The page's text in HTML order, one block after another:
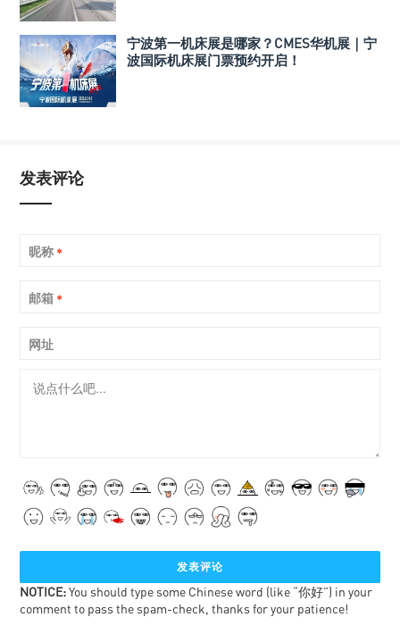
宁波第一机床展是哪家？CMES华机展｜宁
波国际机床展门票预约开启！
发表评论
昵称 *
邮箱 *
网址
NOTICE:You should type some Chinese word (like “你好”) in your
comment to pass the spam-check, thanks for your patience!